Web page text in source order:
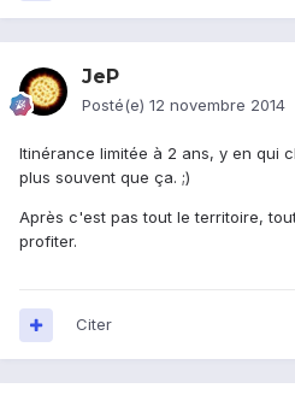
JeP
Posté(e) 12 novembre 2014
Itinérance limitée à 2 ans, y en qui
plus souvent que ça. ;)
Après c'est pas tout le territoire,
profiter.
Citer